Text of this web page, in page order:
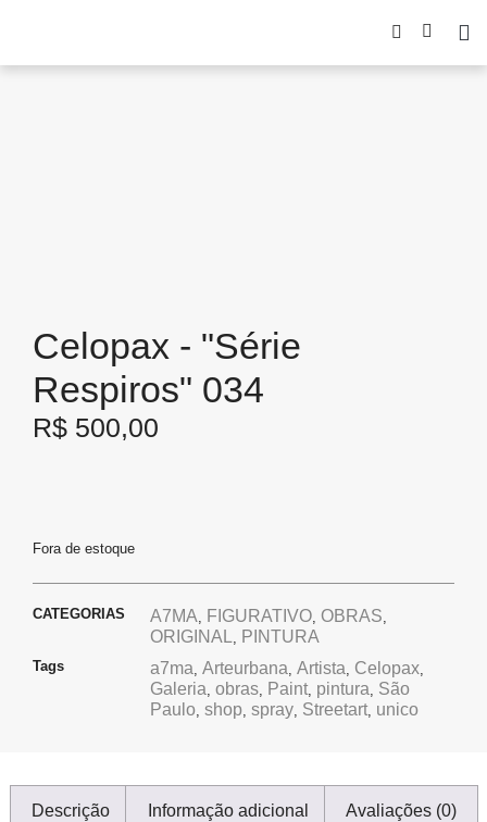
Celopax - "Série
Respiros" 034
R$ 500,00
Fora de estoque
CATEGORIAS A7MA, FIGURATIVO, OBRAS,
ORIGINAL, PINTURA
Tags a7ma, Arteurbana, Artista, Celopax,
Galeria, obras, Paint, pintura, São
Paulo, shop, spray, Streetart, unico
Descrição Informação adicional Avaliações (0)